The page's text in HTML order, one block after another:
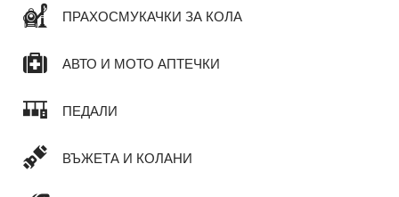
ПРАХОСМУКАЧКИ ЗА КОЛА
АВТО И МОТО АПТЕЧКИ
ПЕДАЛИ
ВЪЖЕТА И КОЛАНИ